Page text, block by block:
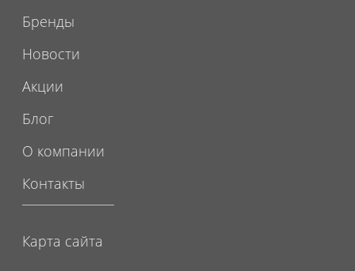
Бренды
Новости
Акции
Блог
О компании
Контакты
Карта сайта